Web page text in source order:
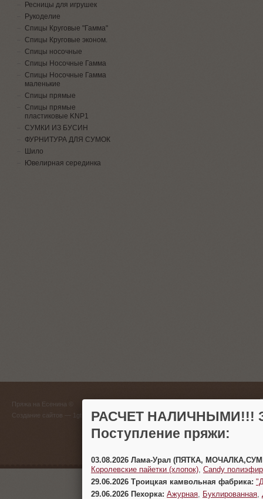
Ресницы для игрушек
Рукоделие
Спицы Круговые "Гамма"
Спицы Круговые эконом.
Спицы носочные
Спицы Носочные Гамма
Спицы Носочные Гамма
маленькие
Спицы прямые
Спицы прямые
пластиковые KNP1
СУМКИ ИЗ БУСИН
ФУРНИТУРА ДЛЯ СУМОК
Шило
Ювелирная серединка
Пряжа на Есенина ©
Создание сайтов
(383)
г.
РАСЧЕТ НАЛИЧНЫМИ!!!
Поступление пряжи:
03.08.2026 Лама-Урал (ПЯТКА,
Королевские пайетки (хлопок) Candy
29.06.2026 Троицкая камвольная фабрика:
29.06.2026 Пехорка: Ажурная Буклированная